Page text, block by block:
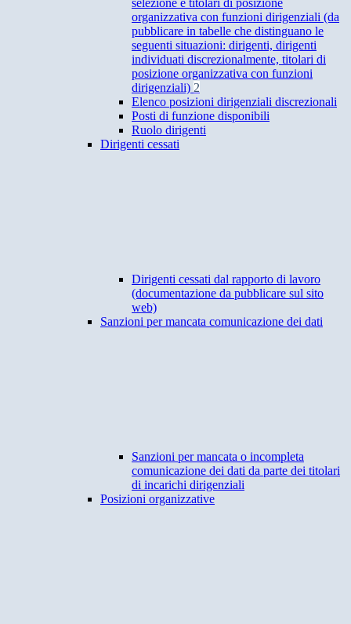
selezione e titolari di posizione
organizzativa con funzioni dirigenziali (da
pubblicare in tabelle che distinguano le
seguenti situazioni: dirigenti, dirigenti
individuati discrezionalmente, titolari di
posizione organizzativa con funzioni
dirigenziali) 2
Elenco posizioni dirigenziali discrezionali
Posti di funzione disponibili
Ruolo dirigenti
Dirigenti cessati
Dirigenti cessati dal rapporto di lavoro
(documentazione da pubblicare sul sito
web)
Sanzioni per mancata comunicazione dei dati
Sanzioni per mancata o incompleta
comunicazione dei dati da parte dei titolari
di incarichi dirigenziali
Posizioni organizzative